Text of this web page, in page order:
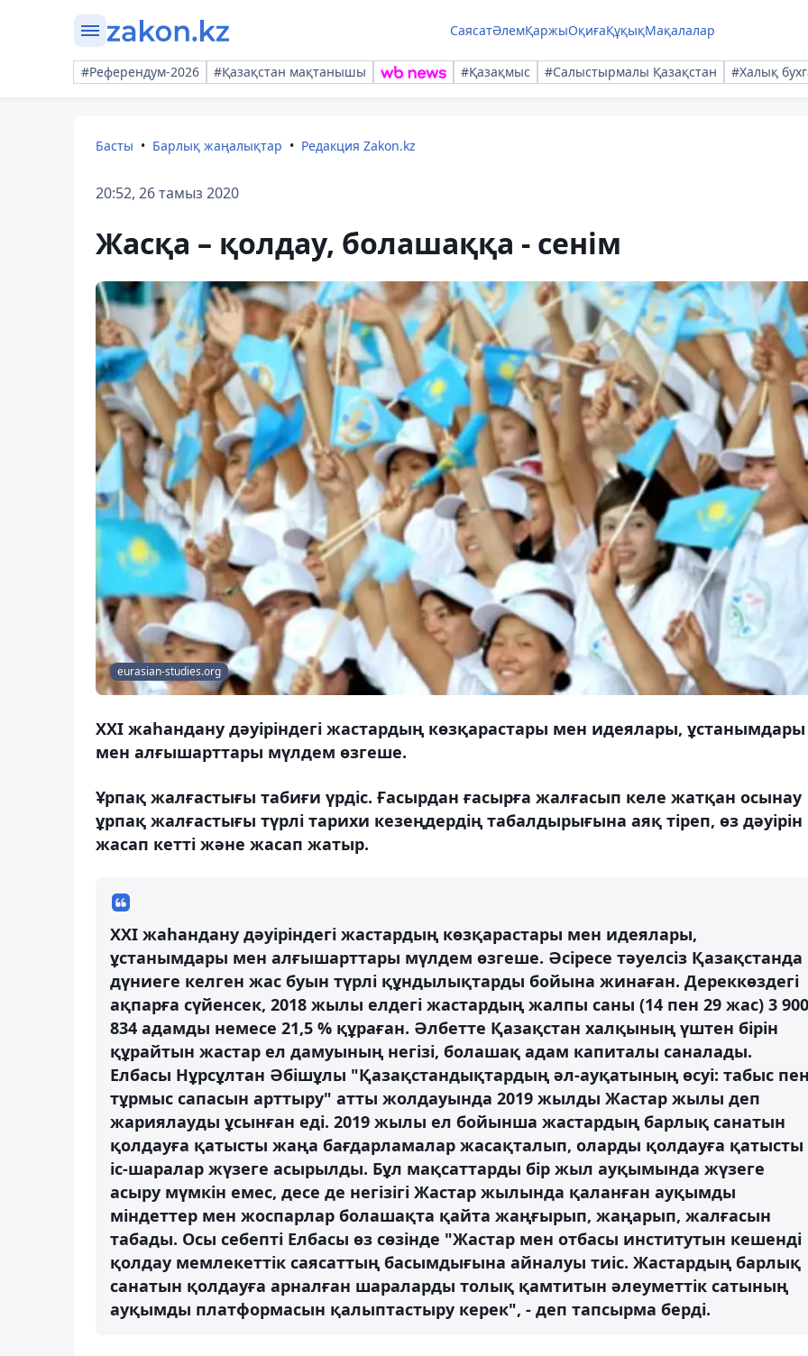
СаясатӘлемҚаржыОқиғаҚұқықМақалалар
#Референдум-2026 #Қазақстан мақтанышы #Қазақмыс #Салыстырмалы Қазақстан #Халық
Басты Барлық жаңалықтар Редакция Zakon.kz
20:52, 26 тамыз 2020
Жасқа – қолдау, болашаққа - сенім
eurasian-studies.org
ХХІ жаһандану дәуіріндегі жастардың көзқарастары мен идеялары, ұстанымдары
мен алғышарттары мүлдем өзгеше.
Ұрпақ жалғастығы табиғи үрдіс. Ғасырдан ғасырға жалғасып келе жатқан осынау
ұрпақ жалғастығы түрлі тарихи кезеңдердің табалдырығына аяқ тіреп, өз дәуірін
жасап кетті және жасап жатыр.
ХХІ жаһандану дәуіріндегі жастардың көзқарастары мен идеялары,
ұстанымдары мен алғышарттары мүлдем өзгеше. Әсіресе тәуелсіз Қазақстанда
дүниеге келген жас буын түрлі құндылықтарды бойына жинаған. Дереккөздегі
ақпарға сүйенсек, 2018 жылы елдегі жастардың жалпы саны (14 пен 29 жас) 3 900
834 адамды немесе 21,5 % құраған. Әлбетте Қазақстан халқының үштен бірін
құрайтын жастар ел дамуының негізі, болашақ адам капиталы саналады.
Елбасы Нұрсұлтан Әбішұлы "Қазақстандықтардың әл-ауқатының өсуі: табыс пен
тұрмыс сапасын арттыру" атты жолдауында 2019 жылды Жастар жылы деп
жариялауды ұсынған еді. 2019 жылы ел бойынша жастардың барлық санатын
қолдауға қатысты жаңа бағдарламалар жасақталып, оларды қолдауға қатысты
іс-шаралар жүзеге асырылды. Бұл мақсаттарды бір жыл ауқымында жүзеге
асыру мүмкін емес, десе де негізігі Жастар жылында қаланған ауқымды
міндеттер мен жоспарлар болашақта қайта жаңғырып, жаңарып, жалғасын
табады. Осы себепті Елбасы өз сөзінде "Жастар мен отбасы институтын кешенді
қолдау мемлекеттік саясаттың басымдығына айналуы тиіс. Жастардың барлық
санатын қолдауға арналған шараларды толық қамтитын әлеуметтік сатының
ауқымды платформасын қалыптастыру керек", - деп тапсырма берді.